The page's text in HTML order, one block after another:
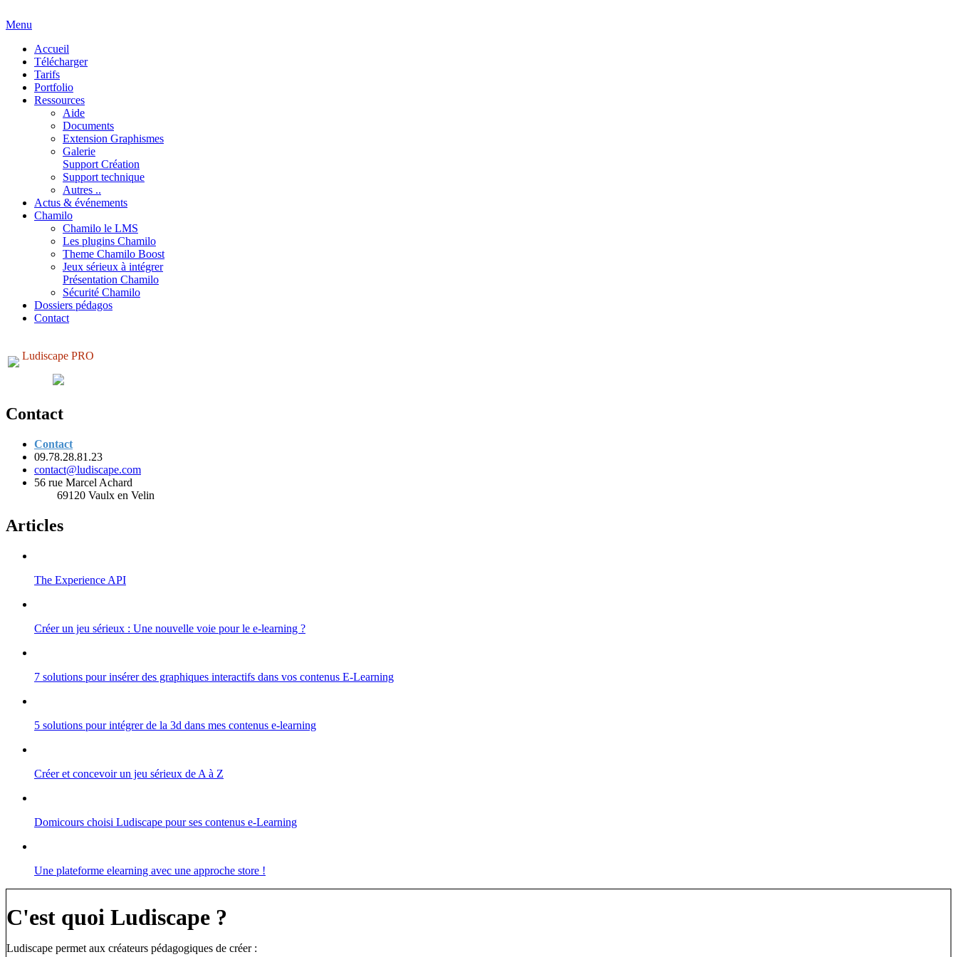
Menu
Accueil
Télécharger
Tarifs
Portfolio
Ressources
Aide
Documents
Extension Graphismes
Galerie
Support Création
Support technique
Autres ..
Actus & événements
Chamilo
Chamilo le LMS
Les plugins Chamilo
Theme Chamilo Boost
Jeux sérieux à intégrer
Présentation Chamilo
Sécurité Chamilo
Dossiers pédagos
Contact
Ludiscape PRO
Contact
Contact
09.78.28.81.23
contact@ludiscape.com
56 rue Marcel Achard
69120 Vaulx en Velin
Articles
The Experience API
Créer un jeu sérieux : Une nouvelle voie pour le e-learning ?
7 solutions pour insérer des graphiques interactifs dans vos contenus E-Learning
5 solutions pour intégrer de la 3d dans mes contenus e-learning
Créer et concevoir un jeu sérieux de A à Z
Domicours choisi Ludiscape pour ses contenus e-Learning
Une plateforme elearning avec une approche store !
C'est quoi Ludiscape ?
Ludiscape permet aux créateurs pédagogiques de créer :